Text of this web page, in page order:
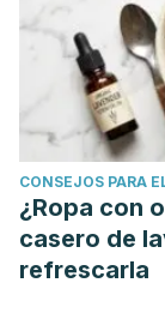
information/
urologicas/
The North
usted debe
la mediana
en:http://
library/
Clínica Mayo.
CONSEJOS PARA
¿Ropa con
casero de
refrescarla